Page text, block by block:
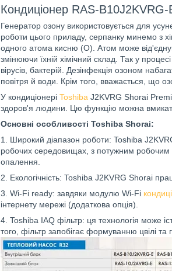
Кондиціонер RAS-
Генератор озону використовується для
роботи цього приладу, серпанку минемо з
одного атома кисню (О). Атом може
змінюючи їхній хімічний склад. Так у
вірусів, бактерій. Дезінфекція озоном
повітря й води. Крім того, вважається, що
У кондиціонері Toshiba J2KVRG Shorai
здоров'я людини. Цю функцію можна
Основні особливості Toshiba Shorai:
1. Широкий діапазон роботи: Toshiba
робочих середовищах, з потужним робочим
опалення.
2. Екологічність: Toshiba J2KVRG Shorai
3. Wi-Fi ready: завдяки модулю Wi-Fi
інтернету мережі (додаткова опція).
4. Toshiba IAQ фільтр: ця технологія може
того, фільтр запобігає формуванню цвілі та